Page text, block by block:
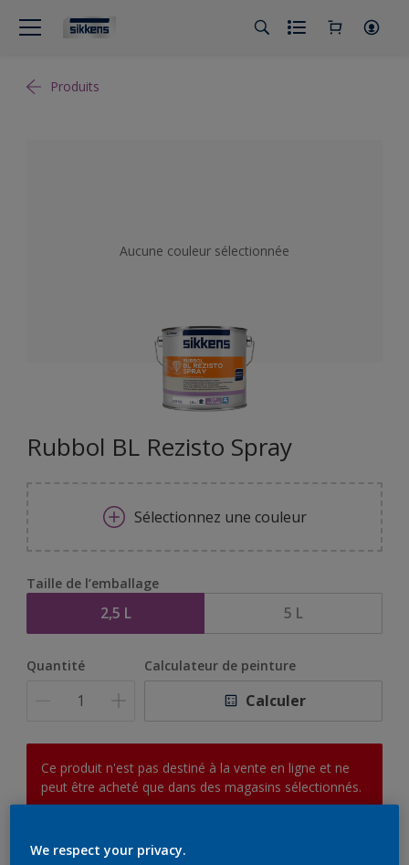
Produits
Aucune couleur sélectionnée
Rubbol BL Rezisto Spray
Sélectionnez une couleur
Taille de l’emballage
2,5 L 5 L
Quantité Calculateur de peinture
Calculer
Ce produit n'est pas destiné à la vente en ligne et ne
peut être acheté que dans des magasins sélectionnés.
Add to Shopping list
We respect your privacy.